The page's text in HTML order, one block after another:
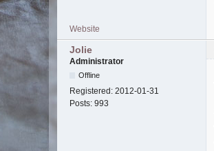
Website
Jolie
Administrator
Offline
Registered: 2012-01-31
Posts: 993